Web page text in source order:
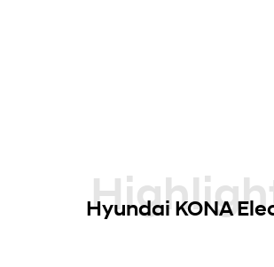
Highlights
Hyundai KONA